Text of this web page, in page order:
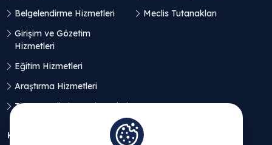
Belgelendirme Hizmetleri
Girişim ve Gözetim
Hizmetleri
Eğitim Hizmetleri
Araştırma Hizmetleri
Ticaret Geliştirme Hizmetleri
Meclis Tutanakları
KVKK